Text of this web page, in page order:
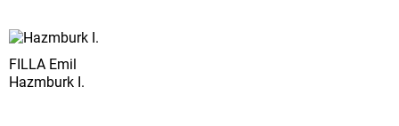
FILLA Emil
Hazmburk I.